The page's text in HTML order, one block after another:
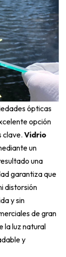
ópticas
opción
clave. Vidrio
un
una
garantiza que
distorsión
y sin
de gran
la luz natural
y